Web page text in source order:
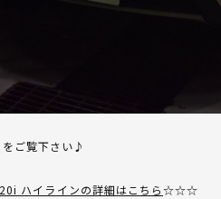
ご覧下さい♪
ハイラインの詳細はこちら☆☆☆